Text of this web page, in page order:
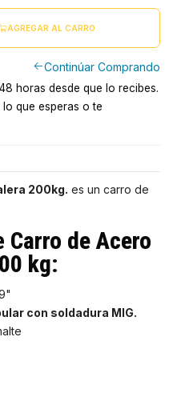
AGREGAR AL CARRO
Continúar Comprando
horas desde que lo recibes.
lo que esperas o te
200kg. es un carro de
Carro de Acero
kg:
con soldadura MIG.